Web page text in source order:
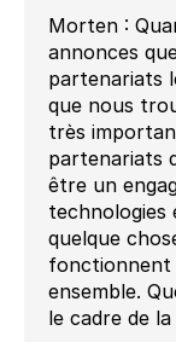
Morten :
annonces
partenariats
que nous
très
partenariats
être un
technologies
quelque
fonctionnent
ensemble.
le cadre de